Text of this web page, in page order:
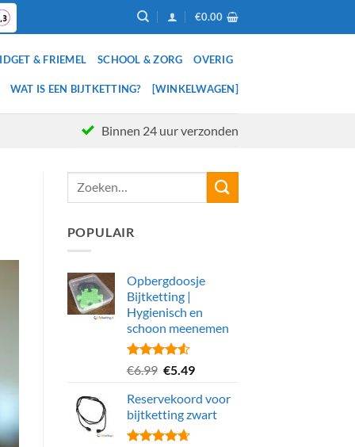
€0.00
& FRIEMEL SCHOOL & ZORG OVERIG
WAT IS EEN BIJTKETTING? [WINKELWAGEN]
Binnen 24 uur verzonden
POPULAIR
Opbergdoosje
Bijtketting |
Hygienisch en
schoon meenemen
Gewaardeerd
€6.99 Oorspronkelijke
was:
€6.99.
€5.49Huidige
is:
€5.49.
Reservekoord voor
bijtketting zwart